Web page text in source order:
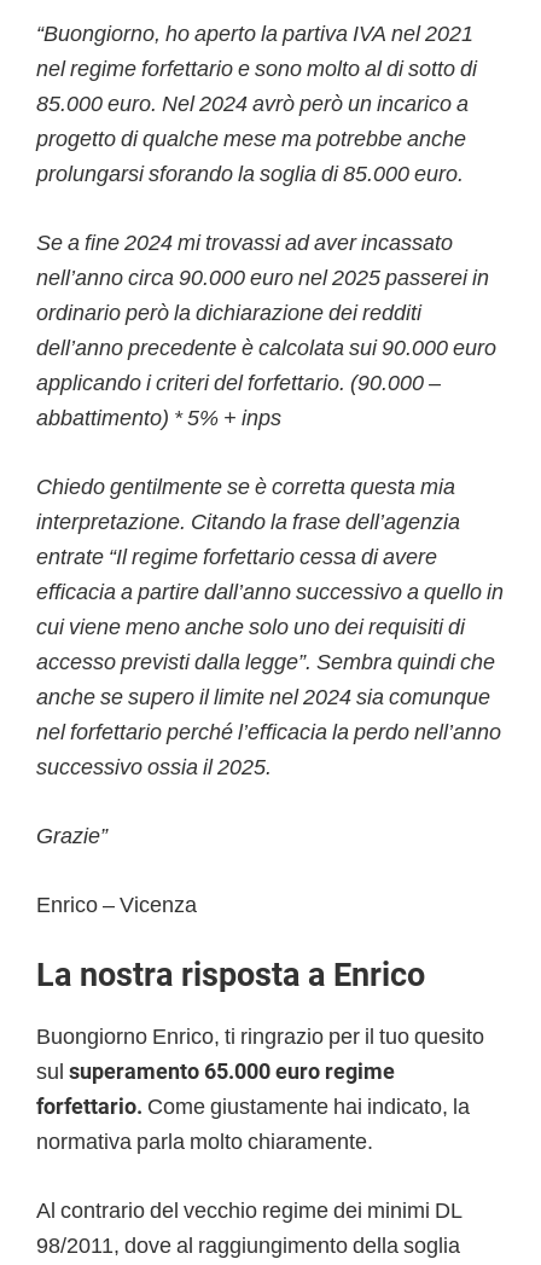
“Buongiorno, ho aperto la partiva IVA nel 2021
nel regime forfettario e sono molto al di sotto di
85.000 euro. Nel 2024 avrò però un incarico a
progetto di qualche mese ma potrebbe anche
prolungarsi sforando la soglia di 85.000 euro.
Se a fine 2024 mi trovassi ad aver incassato
nell’anno circa 90.000 euro nel 2025 passerei in
ordinario però la dichiarazione dei redditi
dell’anno precedente è calcolata sui 90.000 euro
applicando i criteri del forfettario. (90.000 –
abbattimento) * 5% + inps
Chiedo gentilmente se è corretta questa mia
interpretazione. Citando la frase dell’agenzia
entrate “Il regime forfettario cessa di avere
efficacia a partire dall’anno successivo a quello in
cui viene meno anche solo uno dei requisiti di
accesso previsti dalla legge”. Sembra quindi che
anche se supero il limite nel 2024 sia comunque
nel forfettario perché l’efficacia la perdo nell’anno
successivo ossia il 2025.
Grazie”
Enrico – Vicenza
La nostra risposta a Enrico
Buongiorno Enrico, ti ringrazio per il tuo quesito
sul superamento 65.000 euro regime
forfettario. Come giustamente hai indicato, la
normativa parla molto chiaramente.
Al contrario del vecchio regime dei minimi DL
98/2011, dove al raggiungimento della soglia